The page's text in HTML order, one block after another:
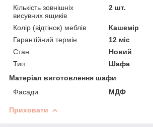
Кількість зовнішніх
висувних ящиків
2 шт.
Колір (відтінок) меблів
Кашемір
Гарантійний термін
12 міс
Стан
Новий
Тип
Шафа
Матеріал виготовлення шафи
Фасади
МДФ
Приховати